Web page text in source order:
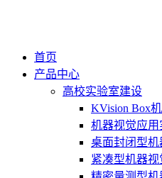
首页
产品中心
高校实验室建设
KVision Box
机器视觉应用
桌面封闭型
紧凑型机器